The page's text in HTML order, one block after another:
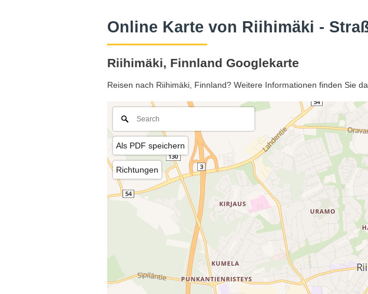
Online Karte von Riihimäki -
Riihimäki, Finnland Googlekarte
Reisen nach Riihimäki, Finnland? Weitere Informationen finden Sie
Als PDF speichern
Richtungen